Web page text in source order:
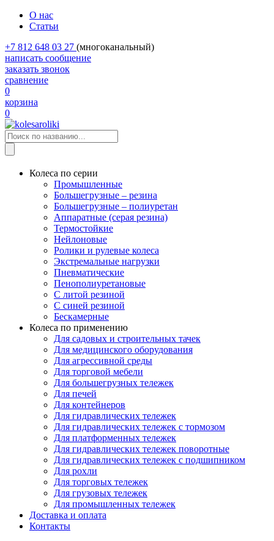
О нас
Статьи
+7 812 648 03 27 (многоканальный)
написать сообщение
заказать звонок
сравнение
0
корзина
0
Колеса по серии
Промышленные
Большегрузные – резина
Большегрузные – полиуретан
Аппаратные (серая резина)
Термостойкие
Нейлоновые
Ролики и рулевые колеса
Экстремальные нагрузки
Пневматические
Пенополиуретановые
С литой резиной
С синей резиной
Бескамерные
Колеса по применению
Для садовых и строительных тачек
Для медицинского оборудования
Для агрессивной среды
Для торговой мебели
Для большегрузных тележек
Для печей
Для контейнеров
Для гидравлических тележек
Для гидравлических тележек с тормозом
Для платформенных тележек
Для гидравлических тележек поворотные
Для гидравлических тележек с подшипником
Для рохли
Для торговых тележек
Для грузовых тележек
Для промышленных тележек
Доставка и оплата
Контакты